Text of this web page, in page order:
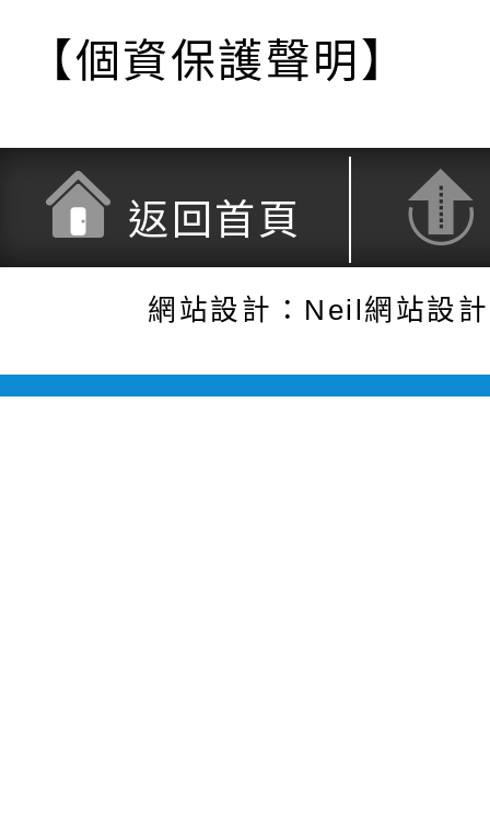
【個資保護聲明】
返回首頁
網站設計：Neil網站設